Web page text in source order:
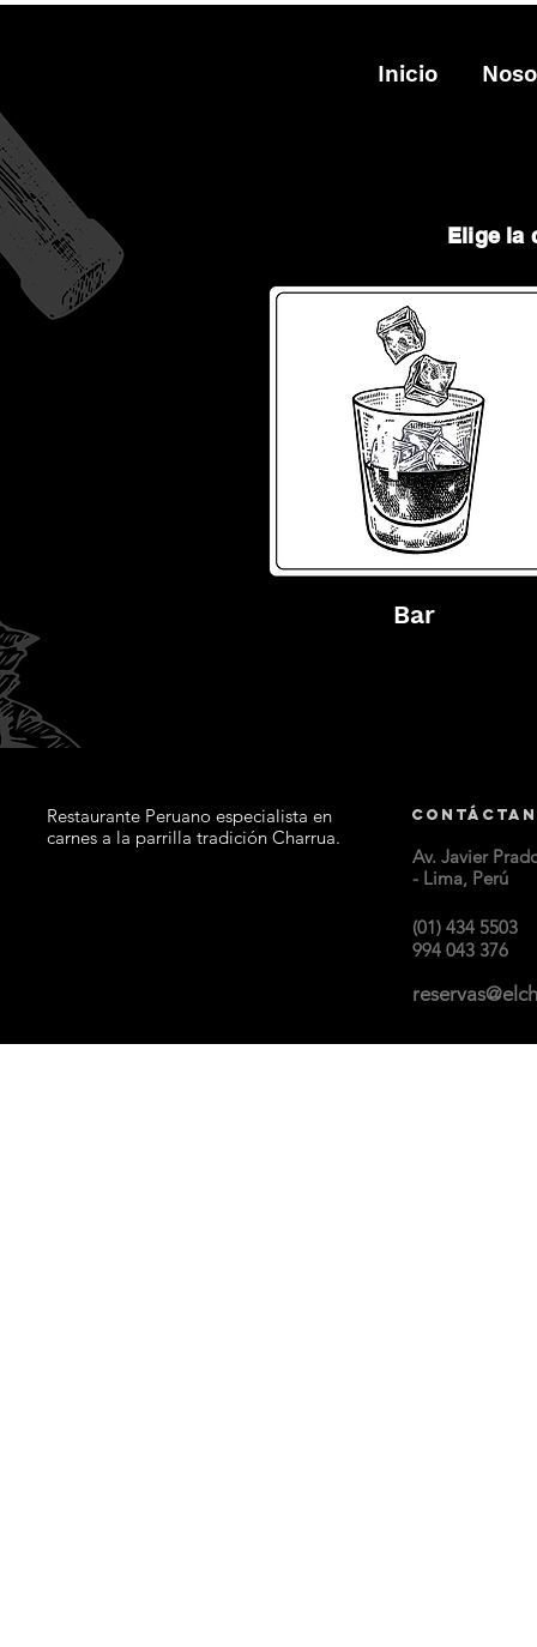
Inicio
Elige la
Bar
Restaurante Peruano especialista en
carnes a la parrilla tradición Charrua.
Av. Javier
- Lima, Perú
(01) 434 5503
994 043 376